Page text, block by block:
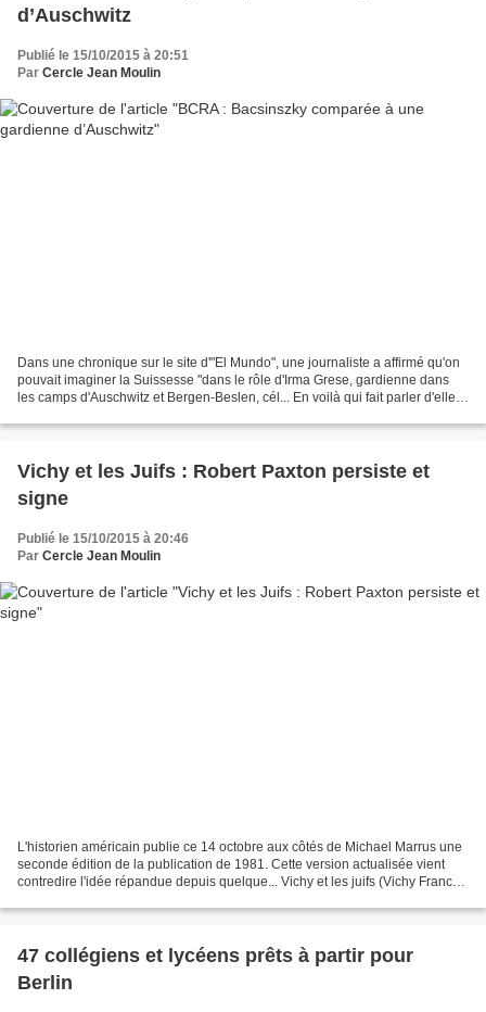
d’Auschwitz
Publié le 15/10/2015 à 20:51
Par Cercle Jean Moulin
Dans une chronique sur le site d'"El Mundo", une journaliste a affirmé qu'on
pouvait imaginer la Suissesse "dans le rôle d'Irma Grese, gardienne dans
les camps d'Auschwitz et Bergen-Beslen, cél... En voilà qui fait parler d'elle...
Vichy et les Juifs : Robert Paxton persiste et
signe
Publié le 15/10/2015 à 20:46
Par Cercle Jean Moulin
L'historien américain publie ce 14 octobre aux côtés de Michael Marrus une
seconde édition de la publication de 1981. Cette version actualisée vient
contredire l'idée répandue depuis quelque... Vichy et les juifs (Vichy France
47 collégiens et lycéens prêts à partir pour
Berlin